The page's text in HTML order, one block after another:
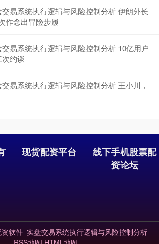
易系统执行逻辑与风险控制分析 伊朗外长
作念出冒险步履
易系统执行逻辑与风险控制分析 10亿用户
约谈
易系统执行逻辑与风险控制分析 王小川，
现货配资平台
线下手机股票配
资论坛
软件_实盘交易系统执行逻辑与风险控制分析